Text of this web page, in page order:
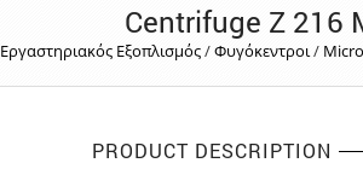
Centrifuge Z 216
Εργαστηριακός Εξοπλισμός/Φυγόκεντροι/
PRODUCT DESCRIPTION